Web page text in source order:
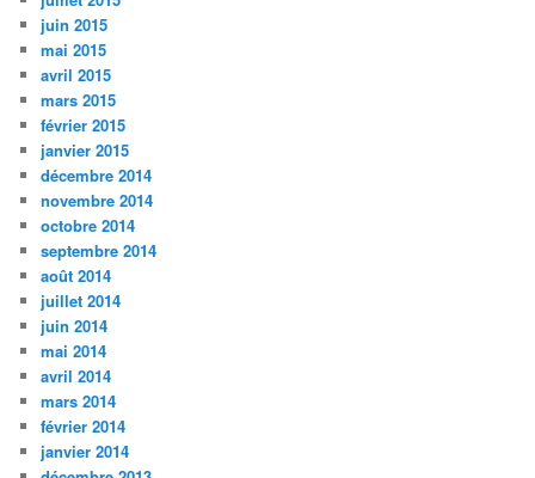
juin 2015
mai 2015
avril 2015
mars 2015
février 2015
janvier 2015
décembre 2014
novembre 2014
octobre 2014
septembre 2014
août 2014
juillet 2014
juin 2014
mai 2014
avril 2014
mars 2014
février 2014
janvier 2014